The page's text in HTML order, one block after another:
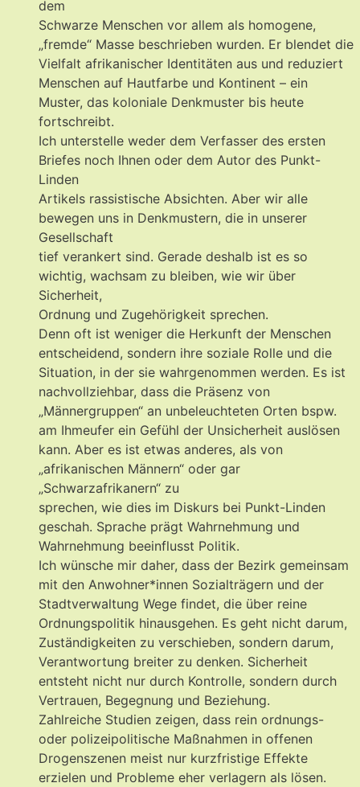
dem
Schwarze Menschen vor allem als homogene,
„fremde“ Masse beschrieben wurden. Er blendet die
Vielfalt afrikanischer Identitäten aus und reduziert
Menschen auf Hautfarbe und Kontinent – ein
Muster, das koloniale Denkmuster bis heute
fortschreibt.
Ich unterstelle weder dem Verfasser des ersten
Briefes noch Ihnen oder dem Autor des Punkt-
Linden
Artikels rassistische Absichten. Aber wir alle
bewegen uns in Denkmustern, die in unserer
Gesellschaft
tief verankert sind. Gerade deshalb ist es so
wichtig, wachsam zu bleiben, wie wir über
Sicherheit,
Ordnung und Zugehörigkeit sprechen.
Denn oft ist weniger die Herkunft der Menschen
entscheidend, sondern ihre soziale Rolle und die
Situation, in der sie wahrgenommen werden. Es ist
nachvollziehbar, dass die Präsenz von
„Männergruppen“ an unbeleuchteten Orten bspw.
am Ihmeufer ein Gefühl der Unsicherheit auslösen
kann. Aber es ist etwas anderes, als von
„afrikanischen Männern“ oder gar
„Schwarzafrikanern“ zu
sprechen, wie dies im Diskurs bei Punkt-Linden
geschah. Sprache prägt Wahrnehmung und
Wahrnehmung beeinflusst Politik.
Ich wünsche mir daher, dass der Bezirk gemeinsam
mit den Anwohner*innen Sozialträgern und der
Stadtverwaltung Wege findet, die über reine
Ordnungspolitik hinausgehen. Es geht nicht darum,
Zuständigkeiten zu verschieben, sondern darum,
Verantwortung breiter zu denken. Sicherheit
entsteht nicht nur durch Kontrolle, sondern durch
Vertrauen, Begegnung und Beziehung.
Zahlreiche Studien zeigen, dass rein ordnungs-
oder polizeipolitische Maßnahmen in offenen
Drogenszenen meist nur kurzfristige Effekte
erzielen und Probleme eher verlagern als lösen.